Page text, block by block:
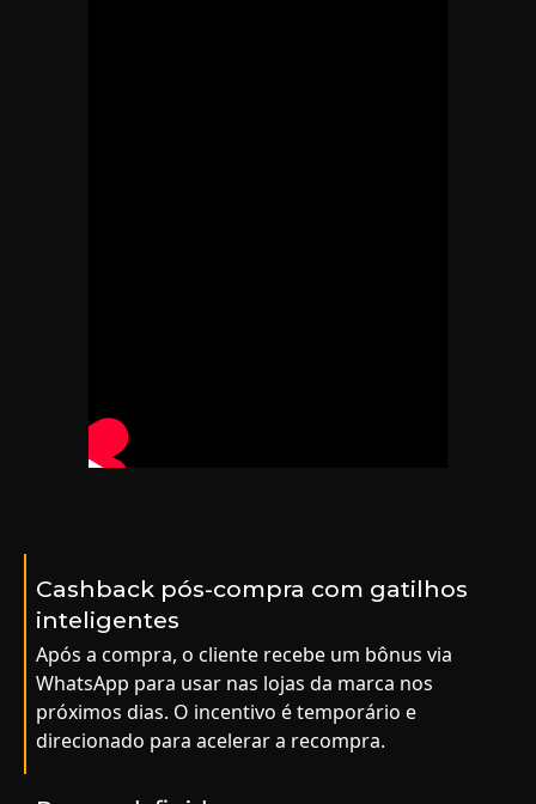
Cashback pós-compra com gatilhos
inteligentes
Após a compra, o cliente recebe um bônus via
WhatsApp para usar nas lojas da marca nos
próximos dias. O incentivo é temporário e
direcionado para acelerar a recompra.